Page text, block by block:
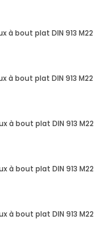
à bout plat DIN 913 M22 X
à bout plat DIN 913 M22 X
à bout plat DIN 913 M22 X
à bout plat DIN 913 M22 X
à bout plat DIN 913 M22 X